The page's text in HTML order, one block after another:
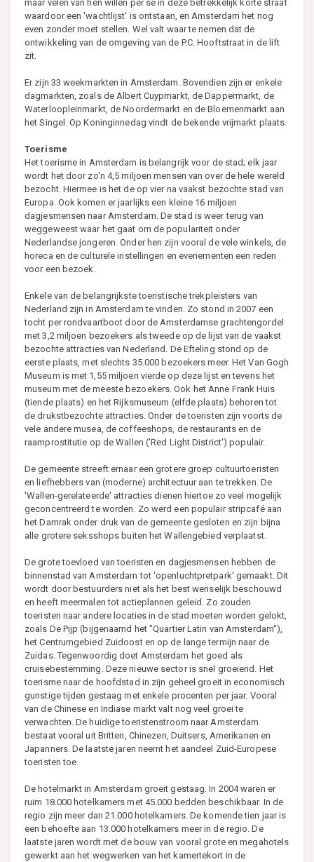
maar velen van hen willen per se in deze betrekkelijk korte straat
waardoor een 'wachtlijst' is ontstaan, en Amsterdam het nog
even zonder moet stellen. Wel valt waar te nemen dat de
ontwikkeling van de omgeving van de P.C. Hooftstraat in de lift
zit.
Er zijn 33 weekmarkten in Amsterdam. Bovendien zijn er enkele
dagmarkten, zoals de Albert Cuypmarkt, de Dappermarkt, de
Waterloopleinmarkt, de Noordermarkt en de Bloemenmarkt aan
het Singel. Op Koninginnedag vindt de bekende vrijmarkt plaats.
Toerisme
Het toerisme in Amsterdam is belangrijk voor de stad; elk jaar
wordt het door zo'n 4,5 miljoen mensen van over de hele wereld
bezocht. Hiermee is het de op vier na vaakst bezochte stad van
Europa. Ook komen er jaarlijks een kleine 16 miljoen
dagjesmensen naar Amsterdam. De stad is weer terug van
weggeweest waar het gaat om de populariteit onder
Nederlandse jongeren. Onder hen zijn vooral de vele winkels, de
horeca en de culturele instellingen en evenementen een reden
voor een bezoek.
Enkele van de belangrijkste toeristische trekpleisters van
Nederland zijn in Amsterdam te vinden. Zo stond in 2007 een
tocht per rondvaartboot door de Amsterdamse grachtengordel
met 3,2 miljoen bezoekers als tweede op de lijst van de vaakst
bezochte attracties van Nederland. De Efteling stond op de
eerste plaats, met slechts 35.000 bezoekers meer. Het Van Gogh
Museum is met 1,55 miljoen vierde op deze lijst en tevens het
museum met de meeste bezoekers. Ook het Anne Frank Huis
(tiende plaats) en het Rijksmuseum (elfde plaats) behoren tot
de drukstbezochte attracties. Onder de toeristen zijn voorts de
vele andere musea, de coffeeshops, de restaurants en de
raamprostitutie op de Wallen ('Red Light District') populair.
De gemeente streeft ernaar een grotere groep cultuurtoeristen
en liefhebbers van (moderne) architectuur aan te trekken. De
'Wallen-gerelateerde' attracties dienen hiertoe zo veel mogelijk
geconcentreerd te worden. Zo werd een populair stripcafé aan
het Damrak onder druk van de gemeente gesloten en zijn bijna
alle grotere seksshops buiten het Wallengebied verplaatst.
De grote toevloed van toeristen en dagjesmensen hebben de
binnenstad van Amsterdam tot 'openluchtpretpark' gemaakt. Dit
wordt door bestuurders niet als het best wenselijk beschouwd
en heeft meermalen tot actieplannen geleid. Zo zouden
toeristen naar andere locaties in de stad moeten worden gelokt,
zoals De Pijp (bijgenaamd het "Quartier Latin van Amsterdam"),
het Centrumgebied Zuidoost en op de lange termijn naar de
Zuidas. Tegenwoordig doet Amsterdam het goed als
cruisebestemming. Deze nieuwe sector is snel groeiend. Het
toerisme naar de hoofdstad in zijn geheel groeit in economisch
gunstige tijden gestaag met enkele procenten per jaar. Vooral
van de Chinese en Indiase markt valt nog veel groei te
verwachten. De huidige toeristenstroom naar Amsterdam
bestaat vooral uit Britten, Chinezen, Duitsers, Amerikanen en
Japanners. De laatste jaren neemt het aandeel Zuid-Europese
toeristen toe.
De hotelmarkt in Amsterdam groeit gestaag. In 2004 waren er
ruim 18.000 hotelkamers met 45.000 bedden beschikbaar. In de
regio zijn meer dan 21.000 hotelkamers. De komende tien jaar is
een behoefte aan 13.000 hotelkamers meer in de regio. De
laatste jaren wordt met de bouw van vooral grote en megahotels
gewerkt aan het wegwerken van het kamertekort in de